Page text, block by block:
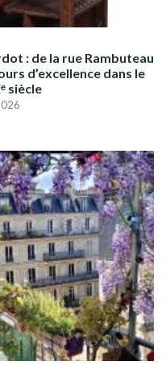
: de la rue Rambuteau
d’excellence dans le
siècle